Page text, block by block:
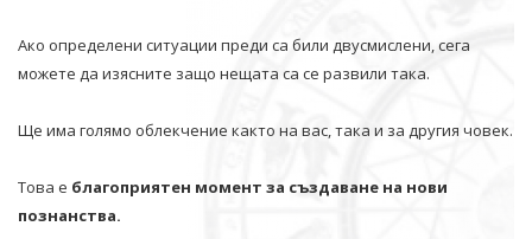
Ако определени ситуации преди са били двусмислени, сега
можете да изясните защо нещата са се развили така.
Ще има голямо облекчение както на вас, така и за другия човек.
Това е благоприятен момент за създаване на нови
познанства.